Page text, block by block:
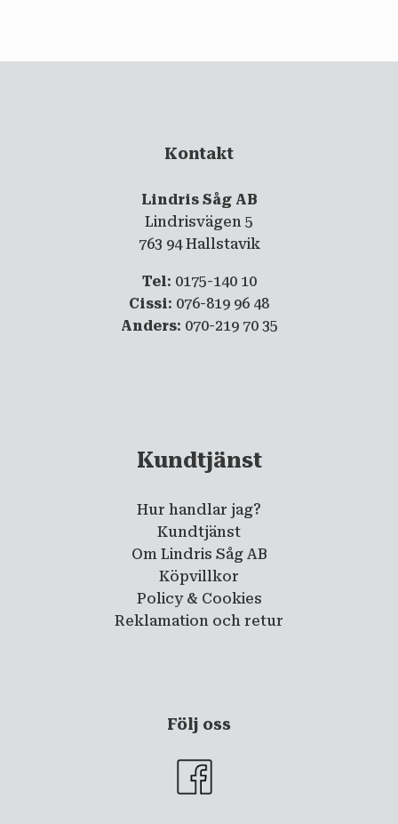
Kontakt
Lindris Såg AB
Lindrisvägen 5
763 94 Hallstavik
Tel: 0175-140 10
Cissi: 076-819 96 48
Anders: 070-219 70 35
Kundtjänst
Hur handlar jag?
Kundtjänst
Om Lindris Såg AB
Köpvillkor
Policy & Cookies
Reklamation och retur
Följ oss